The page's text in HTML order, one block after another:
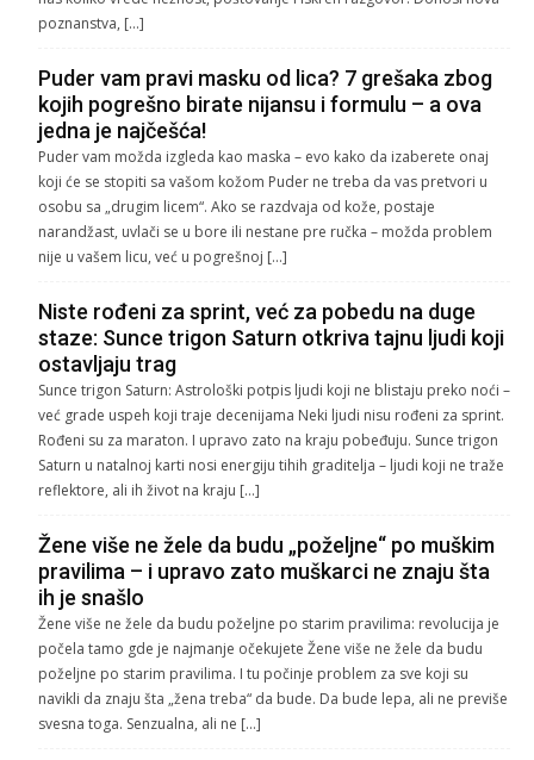
poznanstva, […]
Puder vam pravi masku od lica? 7 grešaka zbog
kojih pogrešno birate nijansu i formulu – a ova
jedna je najčešća!
Puder vam možda izgleda kao maska – evo kako da izaberete onaj
koji će se stopiti sa vašom kožom Puder ne treba da vas pretvori u
osobu sa „drugim licem“. Ako se razdvaja od kože, postaje
narandžast, uvlači se u bore ili nestane pre ručka – možda problem
nije u vašem licu, već u pogrešnoj […]
Niste rođeni za sprint, već za pobedu na duge
staze: Sunce trigon Saturn otkriva tajnu ljudi koji
ostavljaju trag
Sunce trigon Saturn: Astrološki potpis ljudi koji ne blistaju preko noći –
već grade uspeh koji traje decenijama Neki ljudi nisu rođeni za sprint.
Rođeni su za maraton. I upravo zato na kraju pobeđuju. Sunce trigon
Saturn u natalnoj karti nosi energiju tihih graditelja – ljudi koji ne traže
reflektore, ali ih život na kraju […]
Žene više ne žele da budu „poželjne“ po muškim
pravilima – i upravo zato muškarci ne znaju šta
ih je snašlo
Žene više ne žele da budu poželjne po starim pravilima: revolucija je
počela tamo gde je najmanje očekujete Žene više ne žele da budu
poželjne po starim pravilima. I tu počinje problem za sve koji su
navikli da znaju šta „žena treba“ da bude. Da bude lepa, ali ne previše
svesna toga. Senzualna, ali ne […]